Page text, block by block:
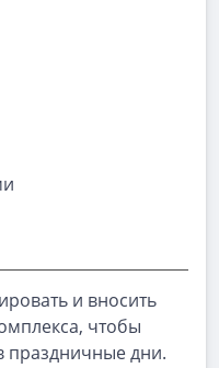
и вносить
чтобы
праздничные дни.